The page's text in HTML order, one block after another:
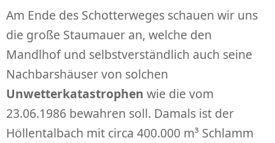
Am Ende des Schotterweges schauen wir uns
die große Staumauer an, welche den
Mandlhof und selbstverständlich auch seine
Nachbarshäuser von solchen
Unwetterkatastrophen wie die vom
23.06.1986 bewahren soll. Damals ist der
Höllentalbach mit circa 400.000 m³ Schlamm